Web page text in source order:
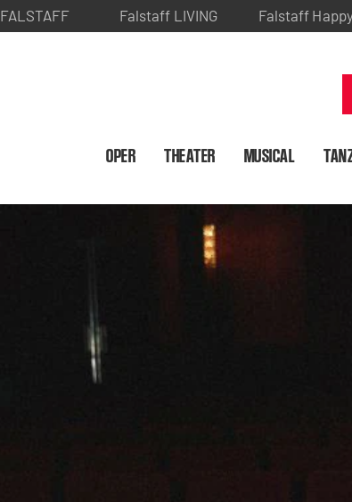
FALSTAFF Falstaff LIVING Falstaff
OPER THEATER MUSICAL